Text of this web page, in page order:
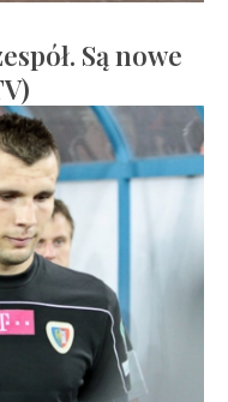
Są nowe